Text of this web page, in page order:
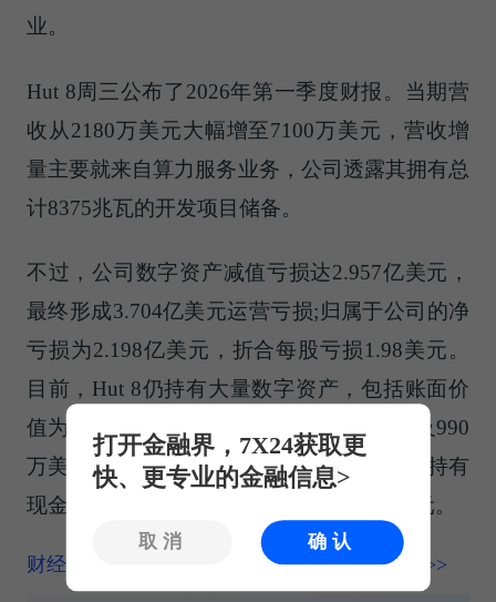
业。
Hut 8周三公布了2026年第一季度财报。当期营
收从2180万美元大幅增至7100万美元，营收增
量主要就来自算力服务业务，公司透露其拥有总
计8375兆瓦的开发项目储备。
不过，公司数字资产减值亏损达2.957亿美元，
最终形成3.704亿美元运营亏损;归属于公司的净
亏损为2.198亿美元，折合每股亏损1.98美元。
目前，Hut 8仍持有大量数字资产，包括账面价
值为11.1亿美元的比特币(共计16331枚)以及990
万美元的投资类代币。截至本季度末，公司持有
现金1.6亿美元，经营现金流为负2720万美元。
财经频道更多独家策划、专家专栏，免费查阅>>
打开金融界，7X24获取更
快、更专业的金融信息>
取消 确认